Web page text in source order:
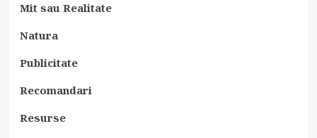
Mit sau Realitate
Natura
Publicitate
Recomandari
Resurse